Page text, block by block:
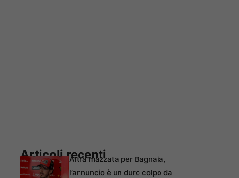
Articoli recentiAltra mazzata per Bagnaia,
l’annuncio è un duro colpo da